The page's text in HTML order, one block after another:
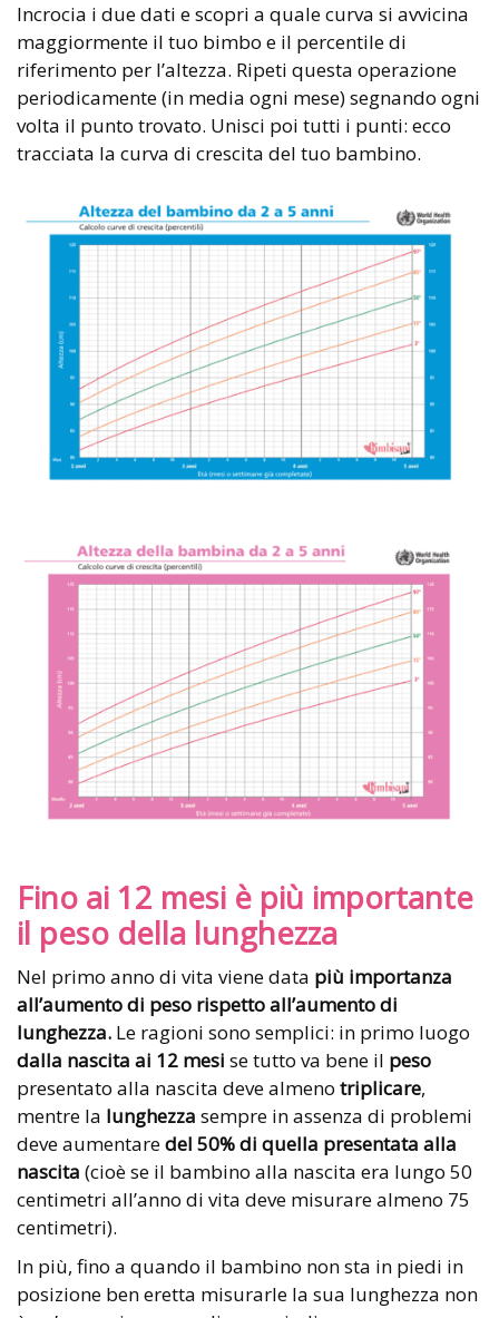
Incrocia i due dati e scopri a quale curva si avvicina
maggiormente il tuo bimbo e il percentile di
riferimento per l’altezza. Ripeti questa operazione
periodicamente (in media ogni mese) segnando ogni
volta il punto trovato. Unisci poi tutti i punti: ecco
tracciata la curva di crescita del tuo bambino.
Fino ai 12 mesi è più importante
il peso della lunghezza
Nel primo anno di vita viene data più importanza
all’aumento di peso rispetto all’aumento di
lunghezza. Le ragioni sono semplici: in primo luogo
dalla nascita ai 12 mesi se tutto va bene il peso
presentato alla nascita deve almeno triplicare,
mentre la lunghezza sempre in assenza di problemi
deve aumentaredel 50% di quella presentata alla
nascita (cioè se il bambino alla nascita era lungo 50
centimetri all’anno di vita deve misurare almeno 75
centimetri).
In più, fino a quando il bambino non sta in piedi in
posizione ben eretta misurarle la sua lunghezza non